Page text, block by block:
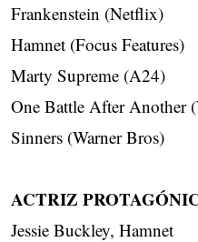
Frankenstein (Netflix)
Hamnet (Focus Features)
Marty Supreme (A24)
One Battle After Another
Sinners (Warner Bros)
ACTRIZ
Jessie Buckley, Hamnet